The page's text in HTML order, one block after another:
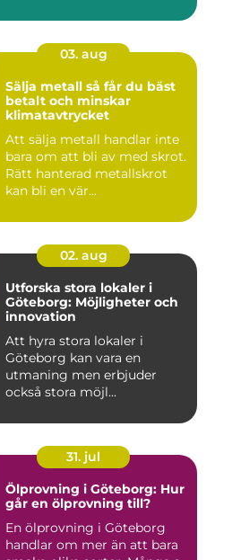
03. aug
Sälja metall så får du bäst
betalt och minskar
klimatavtrycket
Att sälja metall handlar inte
bara om att bli av med skrot.
Rätt hanterad metallskrot
kan bli en vär...
02. aug
Utforska stora lokaler i
Göteborg: Möjligheter och
innovation
Att hyra stora lokaler i
Göteborg kan vara en
utmaning men erbjuder
också stora möjl...
31. jul
Ölprovning i Göteborg: Hur
går en ölprovning till?
En ölprovning i Göteborg
handlar om mer än att bara